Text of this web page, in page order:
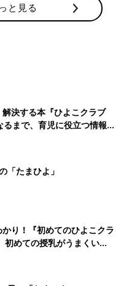
と見る
決する本『ひよこクラブ
まで、育児に役立つ情報が
「たまひよ」
り！『初めてのひよこクラ
初めての授乳がうまくい
本と夏のトラブル 解決テ